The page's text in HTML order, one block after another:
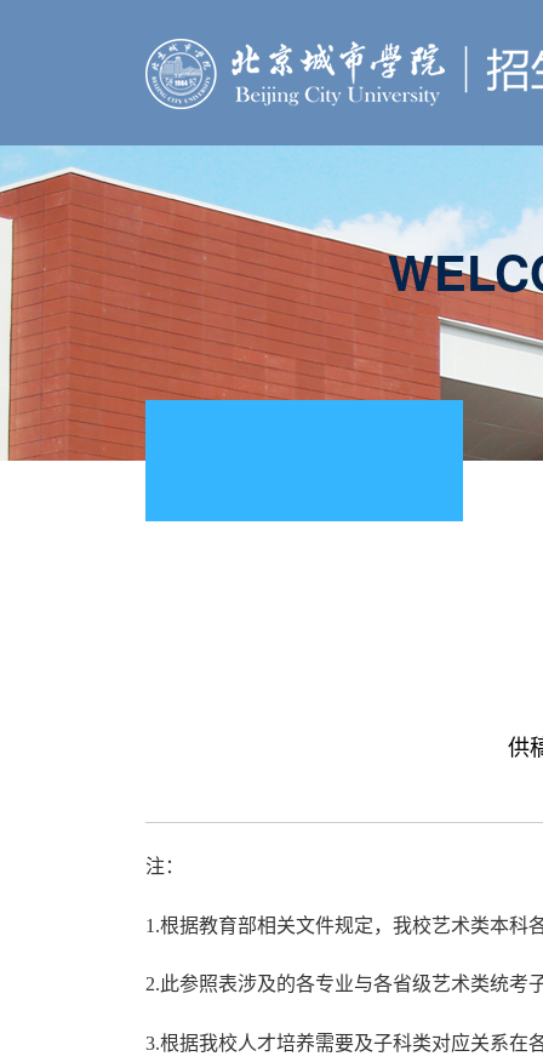
供
注：
1.根据教育部相关文件规定，我校艺术类本科
2.此参照表涉及的各专业与各省级艺术类统考
3.根据我校人才培养需要及子科类对应关系在